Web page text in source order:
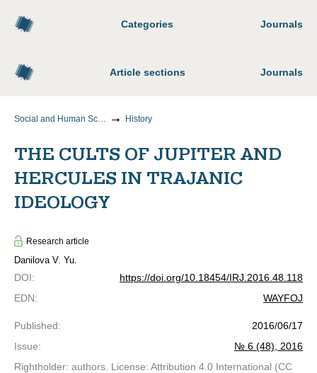
Categories Journals
Article sections Journals
Social and Human Sciences History
THE CULTS OF JUPITER AND
HERCULES IN TRAJANIC
IDEOLOGY
Research article
Danilova V. Yu.
DOI:
https://doi.org/10.18454/IRJ.2016.48.118
EDN: WAYFOJ
Published:
2016/06/17
Issue:
№ 6 (48), 2016
Rightholder: authors. License: Attribution 4.0 International (CC